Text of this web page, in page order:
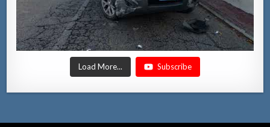
Load More... Subscribe